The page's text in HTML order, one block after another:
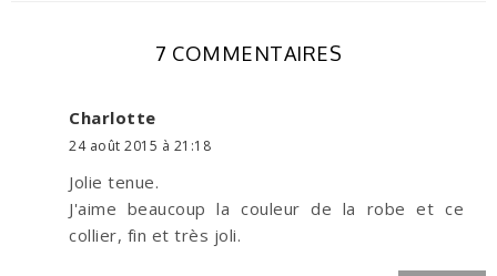
7 COMMENTAIRES
Charlotte
24 août 2015 à 21:18
Jolie tenue.
J'aime beaucoup la couleur de la robe et ce
collier, fin et très joli.